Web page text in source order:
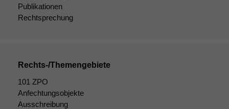
Publikationen
Rechtsprechung
Rechts-/Themengebiete
101 ZPO
Anfechtungsobjekte
Ausschreibung